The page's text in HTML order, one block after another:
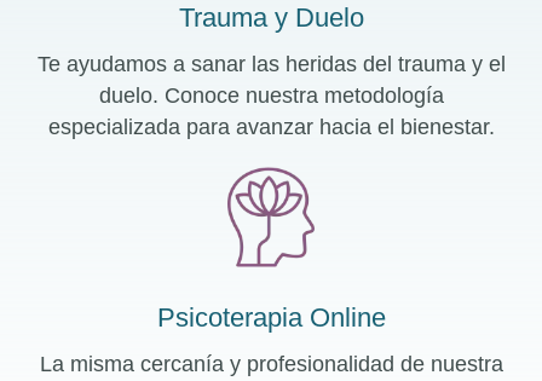
Trauma y Duelo
Te ayudamos a sanar las heridas del trauma y el
duelo. Conoce nuestra metodología
especializada para avanzar hacia el bienestar.
Psicoterapia Online
La misma cercanía y profesionalidad de nuestra